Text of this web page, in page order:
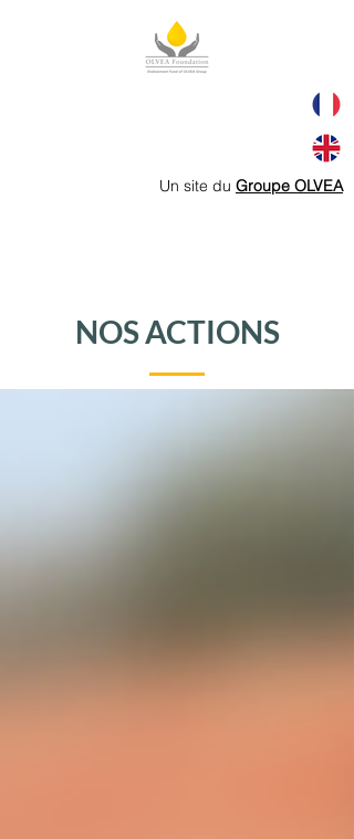
Un site du Groupe OLVEA
NOS ACTIONS